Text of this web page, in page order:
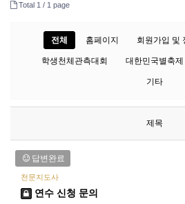
Total 1 / 1 page
전체 홈페이지 회원가입 및
학생천체관측대회 대한민국별축제
기타
제목
답변완료
천문지도사
연수 신청 문의